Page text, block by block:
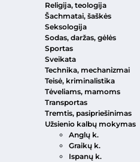
Religija, teologija
Šachmatai, šaškės
Seksologija
Sodas, daržas, gėlės
Sportas
Sveikata
Technika, mechanizmai
Teisė, kriminalistika
Tėveliams, mamoms
Transportas
Tremtis, pasipriešinimas
Užsienio kalbų mokymas
Anglų k.
Graikų k.
Ispanų k.